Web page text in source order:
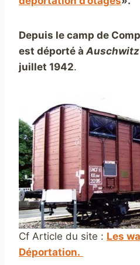
Depuis le camp de
est déporté àAuschwitz
juillet 1942.
Cf Article du site : Les
Déportation.